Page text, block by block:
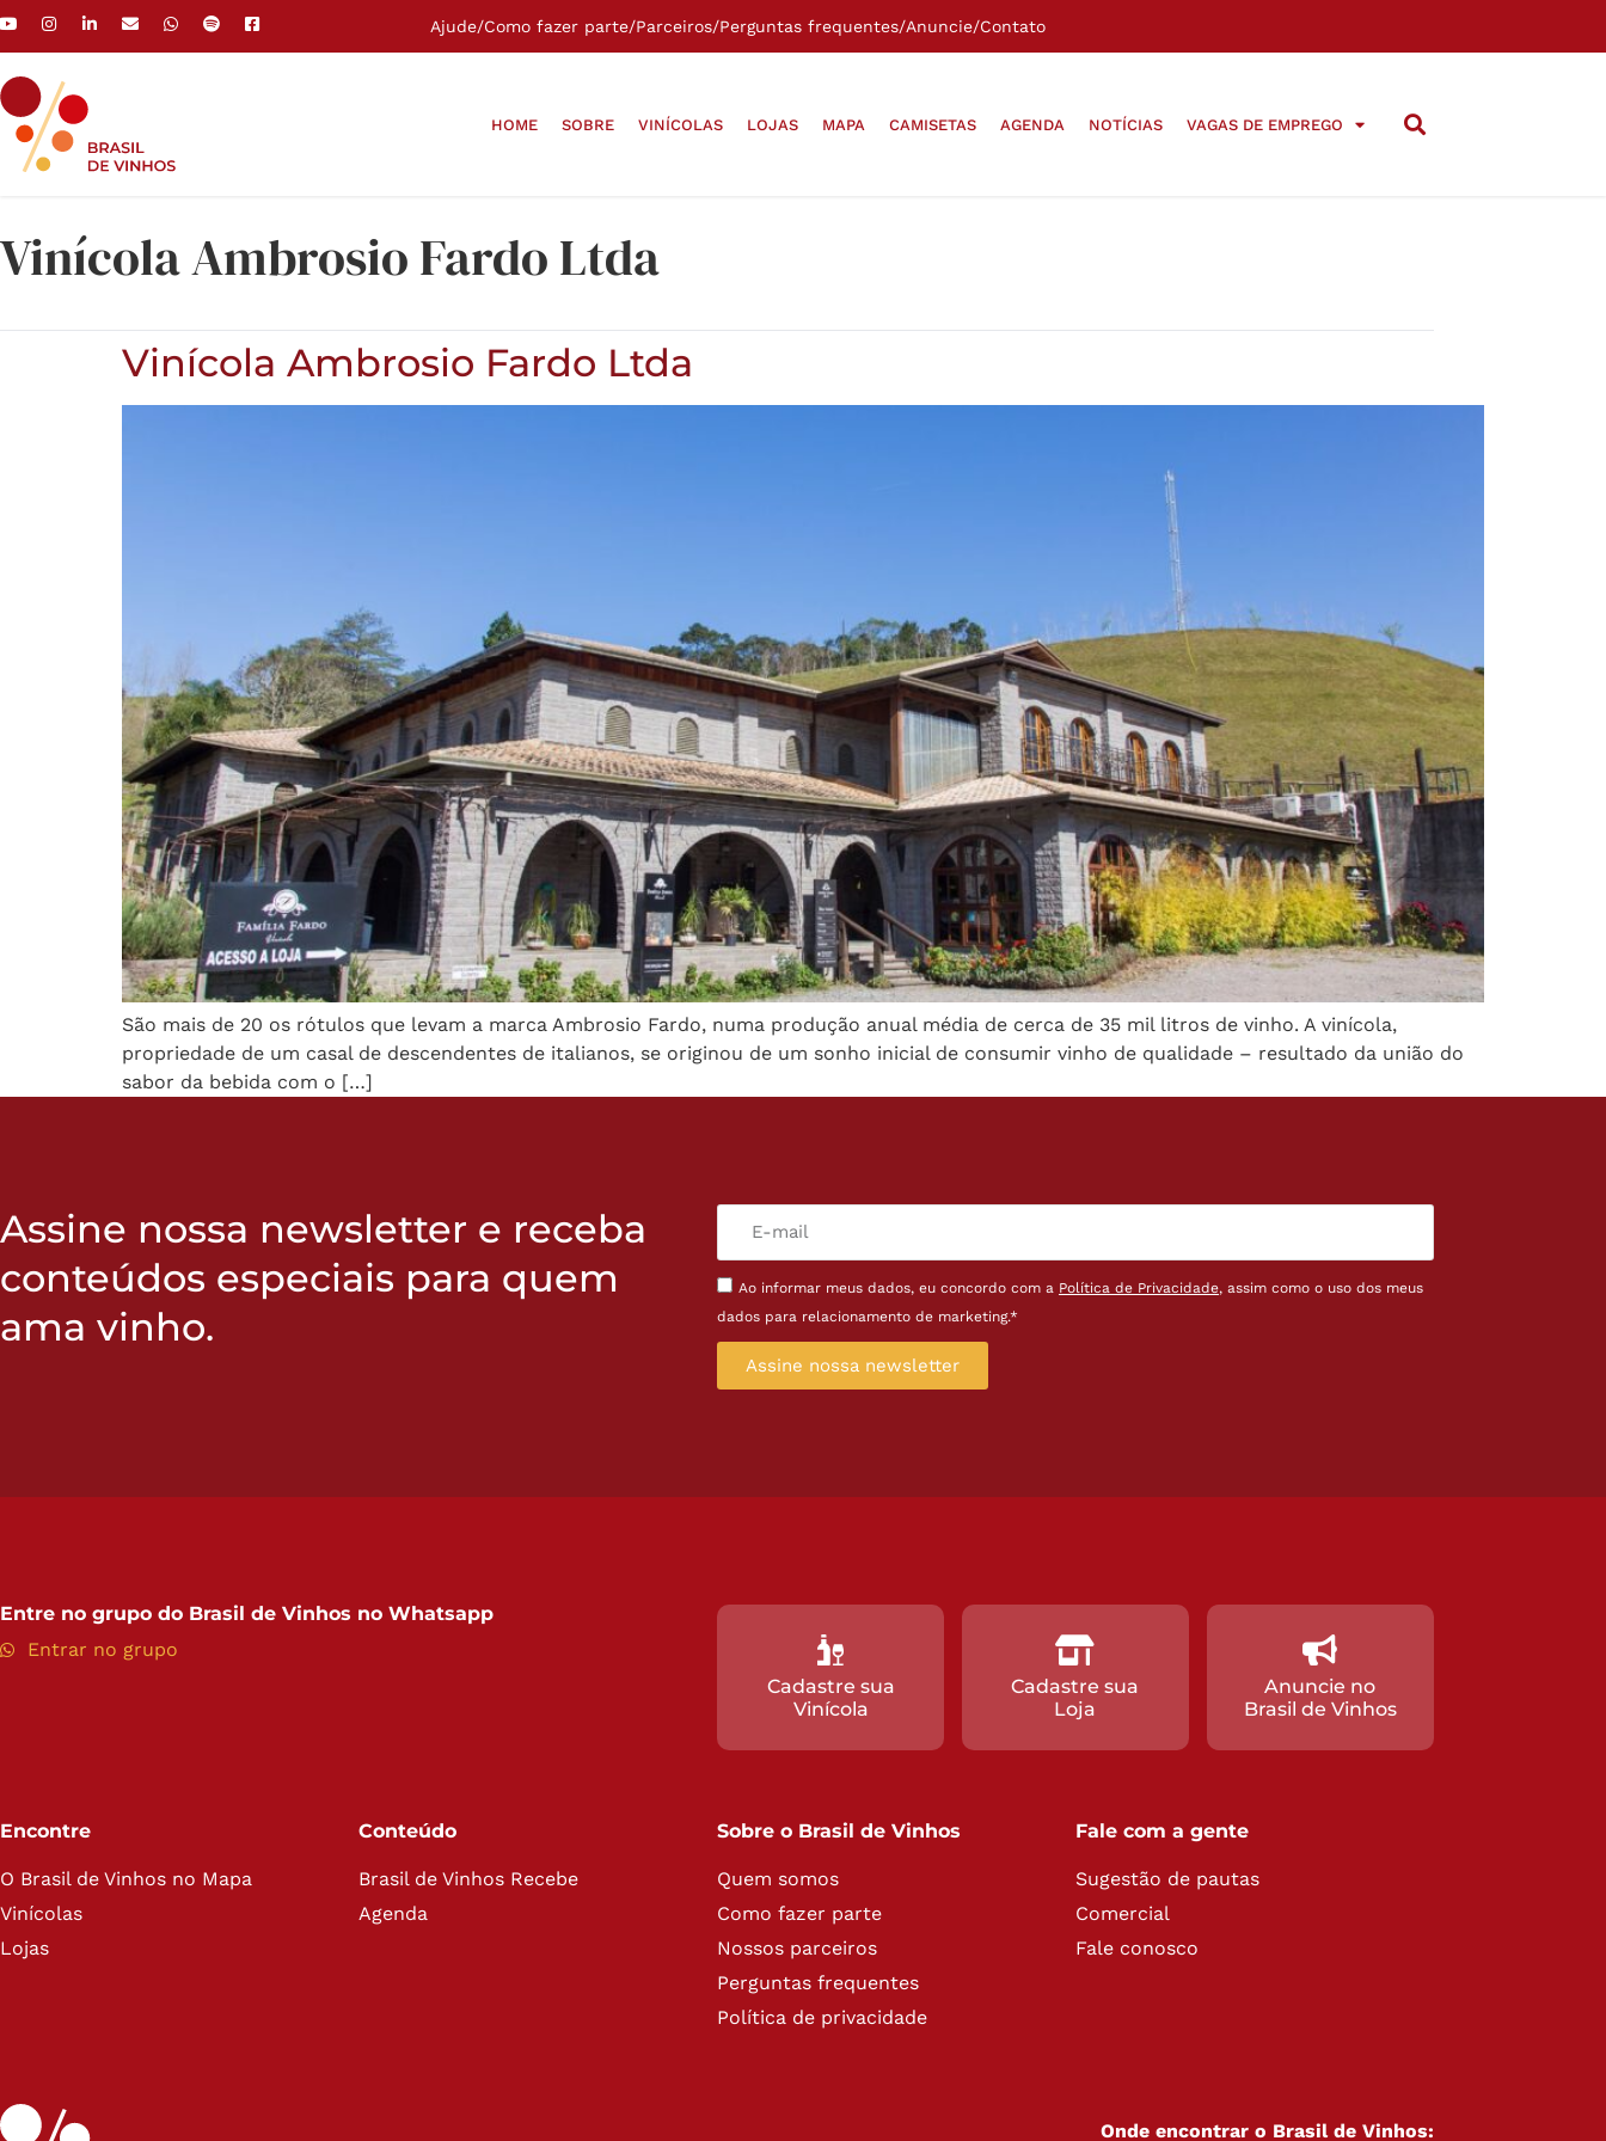
Ajude/Como fazer parte/Parceiros/Perguntas frequentes/Anuncie/Contato
HOME SOBRE VINÍCOLAS LOJAS MAPA CAMISETAS AGENDA NOTÍCIAS VAGAS DE EMPREGO
Vinícola Ambrosio Fardo Ltda
Vinícola Ambrosio Fardo Ltda
São mais de 20 os rótulos que levam a marca Ambrosio Fardo, numa produção anual média de cerca de 35 mil litros de vinho. A vinícola,
propriedade de um casal de descendentes de italianos, se originou de um sonho inicial de consumir vinho de qualidade – resultado da união do
sabor da bebida com o […]
Assine nossa newsletter e receba
conteúdos especiais para quem
ama vinho.
Ao informar meus dados, eu concordo com a Política de Privacidade, assim como o uso dos meus
dados para relacionamento de marketing.*
Assine nossa newsletter
Entre no grupo do Brasil de Vinhos no Whatsapp
Entrar no grupo
Cadastre sua
Vinícola
Cadastre sua
Loja
Anuncie no
Brasil de Vinhos
Encontre
O Brasil de Vinhos no Mapa
Vinícolas
Lojas
Conteúdo
Brasil de Vinhos Recebe
Agenda
Sobre o Brasil de Vinhos
Quem somos
Como fazer parte
Nossos parceiros
Perguntas frequentes
Política de privacidade
Fale com a gente
Sugestão de pautas
Comercial
Fale conosco
Onde encontrar o Brasil de Vinhos: